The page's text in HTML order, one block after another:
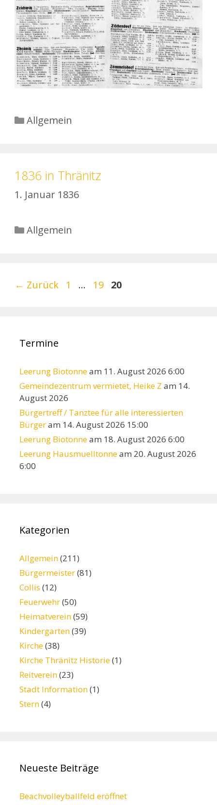
Kategorien
Allgemein
1836 in Thränitz
1. Januar 1836
Kategorien
Allgemein
← Zurück Seite
1 … Seite
19 Seite
20
Termine
Leerung Biotonneam 11. August 2026 6:00
Gemeindezentrum vermietet, Heike Z am 14.
August 2026
Bürgertreff / Tanztee für alle interessierten
Bürgeram 14. August 2026 15:00
Leerung Biotonneam 18. August 2026 6:00
Leerung Hausmuelltonneam 20. August 2026
6:00
Kategorien
Allgemein(211)
Bürgermeister(81)
Collis (12)
Feuerwehr(50)
Heimatverein(59)
Kindergarten(39)
Kirche(38)
Kirche Thränitz Historie(1)
Reitverein(23)
Stadt Information(1)
Stern(4)
Neueste Beiträge
Beachvolleyballfeld eröffnet